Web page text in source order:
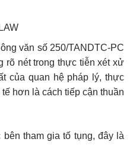
văn số 250/TANDTC-PC
rõ nét trong thực tiễn xét xử
của quan hệ pháp lý, thực
hơn là cách tiếp cận thuần
tham gia tố tụng, đây là